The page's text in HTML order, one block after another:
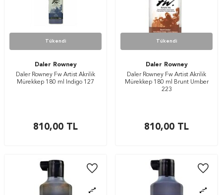
Tükendi
Daler Rowney
Daler Rowney Fw Artist Akrilik
Mürekkep 180 ml Indigo 127
810,00 TL
Tükendi
Daler Rowney
Daler Rowney Fw Artist Akrilik
Mürekkep 180 ml Brunt Umber
223
810,00 TL